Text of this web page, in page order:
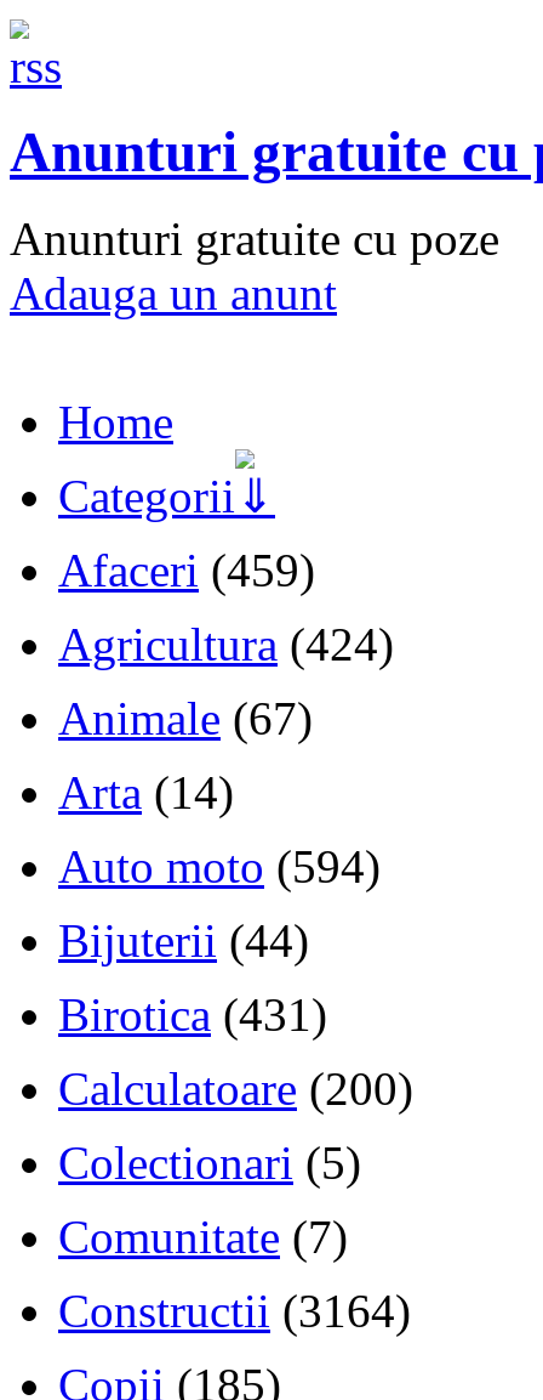
Anunturi gratuite cu
Anunturi gratuite cu poze
Adauga un anunt
Home
Categorii
Afaceri (459)
Agricultura (424)
Animale (67)
Arta (14)
Auto moto (594)
Bijuterii (44)
Birotica (431)
Calculatoare (200)
Colectionari (5)
Comunitate (7)
Constructii (3164)
Copii (185)